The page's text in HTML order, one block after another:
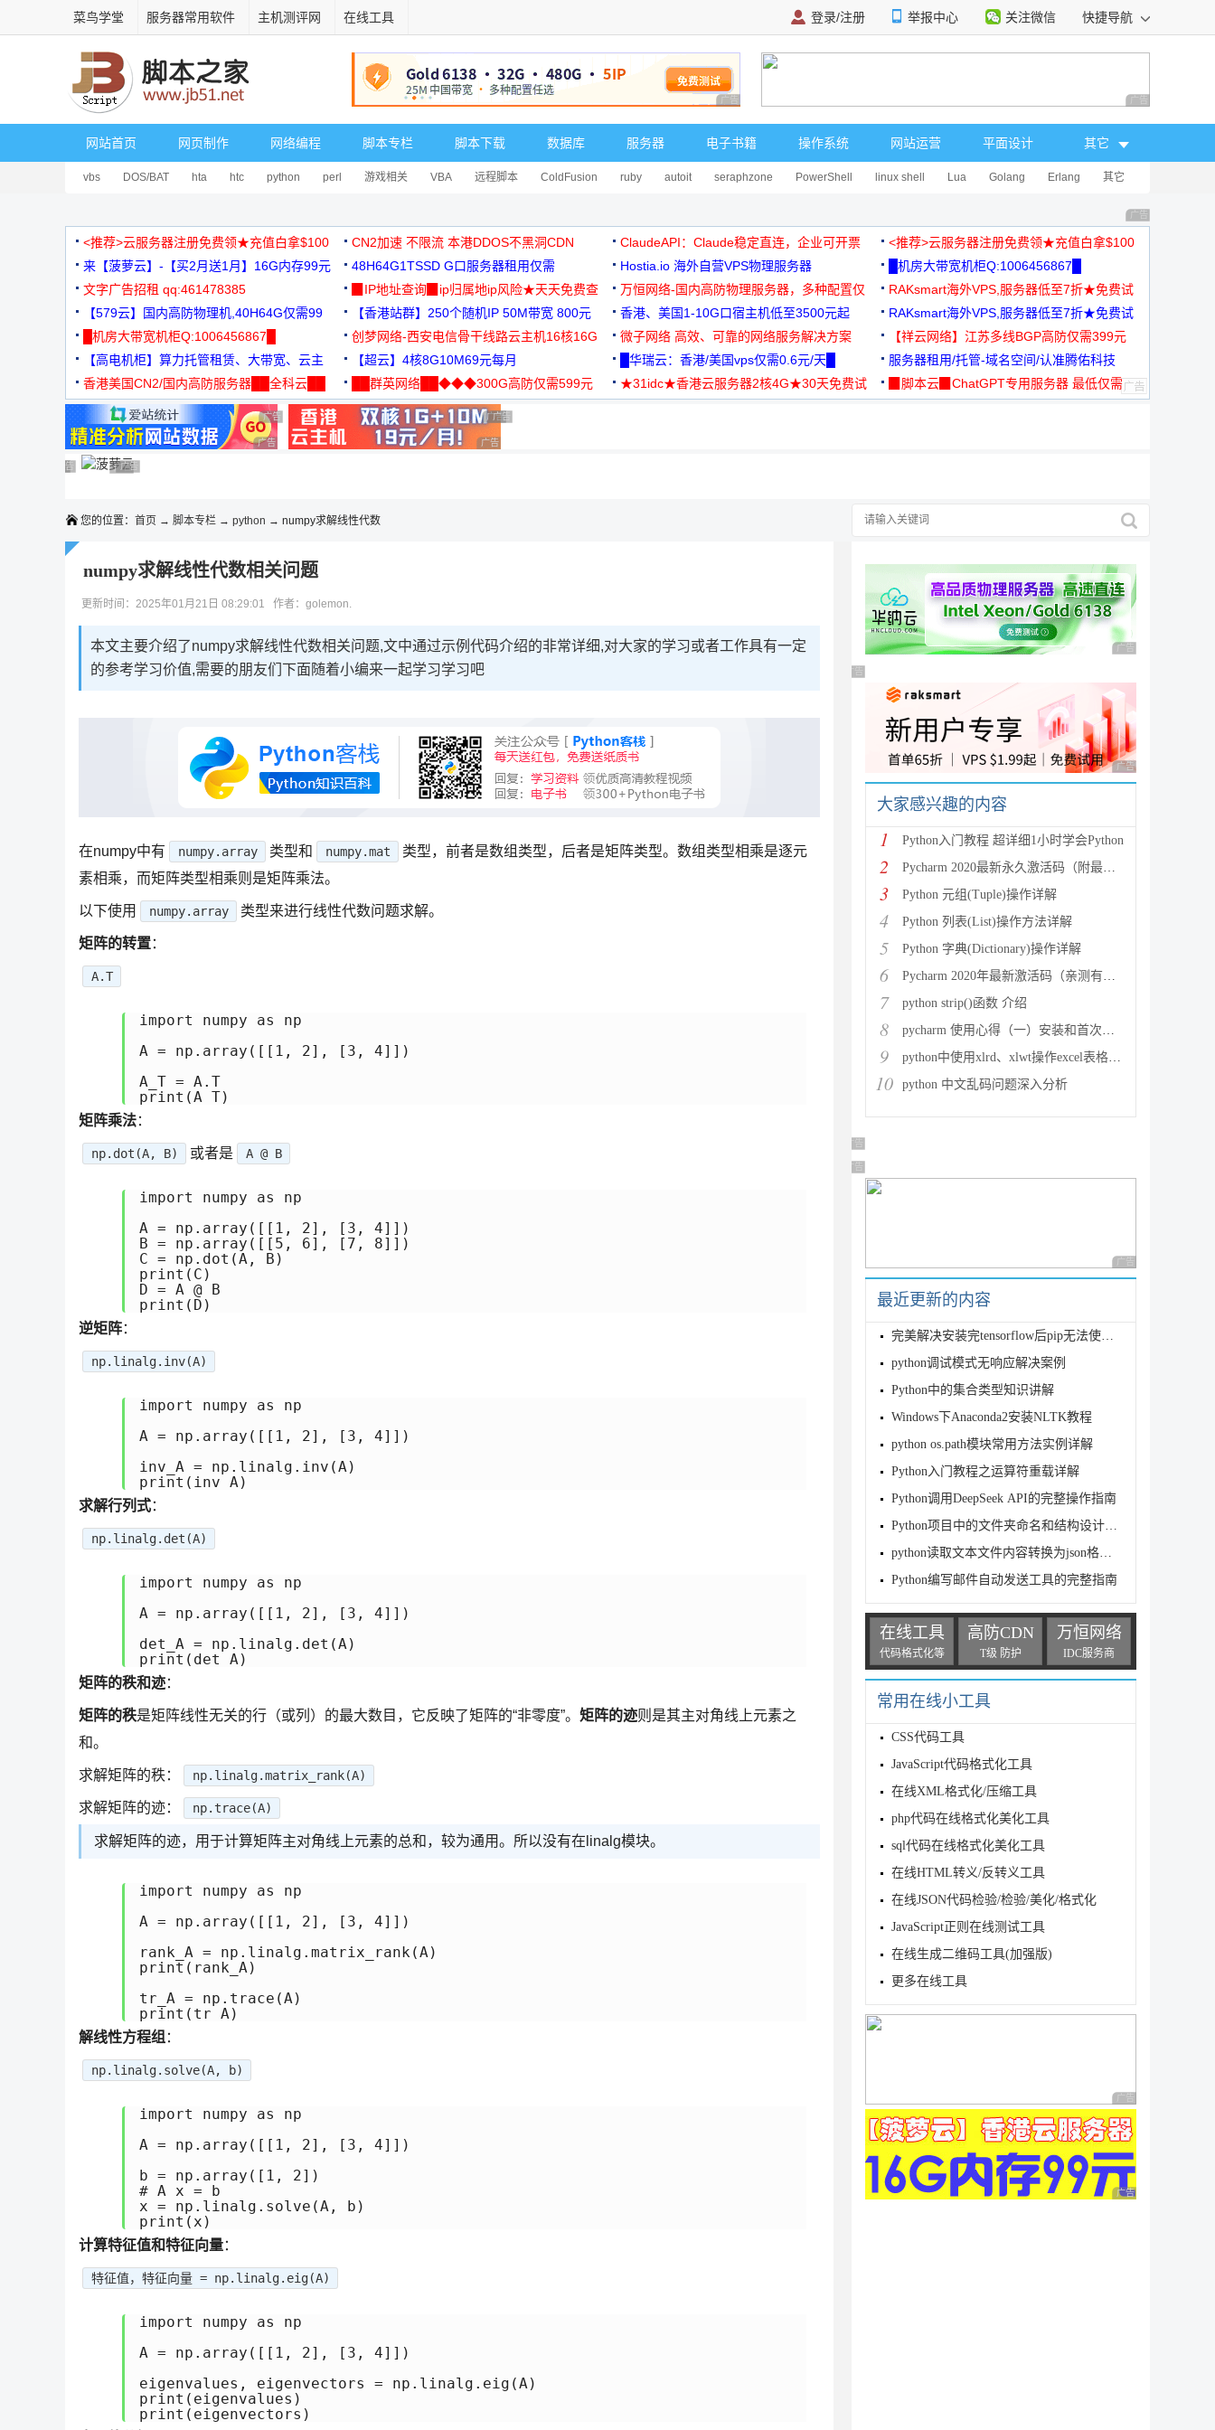
菜鸟学堂 服务器常用软件 主机测评网 在线工具 登录/注册 举报中心 关注微信 快捷导航
广告 商业广告，理性选择 广告 商业广告，理
网站首页 网页制作 网络编程 脚本专栏 脚本下载 数据库 服务器 电子书籍 操作系统 网站运营 平面设计 其它
vbs DOS/BAT hta htc python perl 游戏相关 VBA 远程脚本 ColdFusion ruby autoit seraphzone PowerShell linux shell Lua Golang Erlang 其它
广告 商业广告，理
<推荐>云服务器注册免费领★充值白拿$100 CN2加速 不限流 本港DDOS不黑洞CDN ClaudeAPI：Claude稳定直连，企业可开票
<推荐>云服务器注册免费领★充值白拿$100
来【菠萝云】-【买2月送1月】16G内存99元
48H64G1TSSD G口服务器租用仅需
3000+可免费测试
Hostia.io 海外自营VPS物理服务器
█机房大带宽机柜Q:1006456867█
文字广告招租 qq:461478385
▉IP地址查询▉ip归属地ip风险★天天免费查
万恒网络-国内高防物理服务器，多种配置仅
99元/月起
RAKsmart海外VPS,服务器低至7折★免费试
用★
【579云】国内高防物理机,40H64G仅需99
元
【香港站群】250个随机IP 50M带宽 800元 香港、美国1-10G口宿主机低至3500元起
RAKsmart海外VPS,服务器低至7折★免费试
用★
█机房大带宽机柜Q:1006456867█
创梦网络-西安电信骨干线路云主机16核16G
88元/月
微子网络 高效、可靠的网络服务解决方案
【祥云网络】江苏多线BGP高防仅需399元
【高电机柜】算力托管租赁、大带宽、云主
机
【超云】4核8G10M69元每月 █华瑞云：香港/美国vps仅需0.6元/天█
服务器租用/托管-域名空间/认准腾佑科技
香港美国CN2/国内高防服务器██全科云██
██群英网络██◆◆◆300G高防仅需599元
◆◆◆
★31idc★香港云服务器2核4G★30天免费试
▉脚本云▉ChatGPT专用服务器 最低仅需
广告 商业广告，理性选择
广告 商业广告，理性选择
广告 商业广告，理性选择
广告 商业广告，理性选择
广告 商业广告，理性选择
广告 商业广告，理性选择
广告 商业广告，理性选择
广告 商业广告，理性选择广告 商业广告，理性选择
广告 商业广告，理性选择
您的位置： 首页 → 脚本专栏 → python → numpy求解线性代数
numpy求解线性代数相关问题
更新时间：2025年01月21日 08:29:01 作者：golemon.
本文主要介绍了numpy求解线性代数相关问题,文中通过示例代码介绍的非常详细,对大家的学习或者工作具有一定
的参考学习价值,需要的朋友们下面随着小编来一起学习学习吧
在numpy中有 numpy.array 类型和 numpy.mat
类型，前者是数组类型，后者是矩阵类型。数组类型相乘是逐元
素相乘，而矩阵类型相乘则是矩阵乘法。
以下使用 numpy.array 类型来进行线性代数问题求解。
矩阵的转置：
A.T
import numpy as np
A = np.array([[1, 2], [3, 4]])
A_T = A.T
矩阵乘法：
np.dot(A, B) 或者是 A @ B
import numpy as np
A = np.array([[1, 2], [3, 4]])
B = np.array([[5, 6], [7, 8]])
C = np.dot(A, B)
print(C)
D = A @ B
逆矩阵：
np.linalg.inv(A)
import numpy as np
A = np.array([[1, 2], [3, 4]])
inv_A = np.linalg.inv(A)
求解行列式：
np.linalg.det(A)
import numpy as np
A = np.array([[1, 2], [3, 4]])
det_A = np.linalg.det(A)
矩阵的秩和迹：
矩阵的秩是矩阵线性无关的行（或列）的最大数目，它反映了矩阵的“非零度”。 矩阵的迹则是其主对角线上元素之
和。
求解矩阵的秩： np.linalg.matrix_rank(A)
求解矩阵的迹： np.trace(A)
求解矩阵的迹，用于计算矩阵主对角线上元素的总和，较为通用。所以没有在linalg模块。
import numpy as np
A = np.array([[1, 2], [3, 4]])
rank_A = np.linalg.matrix_rank(A)
print(rank_A)
tr_A = np.trace(A)
解线性方程组 ：
np.linalg.solve(A, b)
import numpy as np
A = np.array([[1, 2], [3, 4]])
b = np.array([1, 2])
# A x = b
x = np.linalg.solve(A, b)
计算特征值和特征向量：
特征值，特征向量 = np.linalg.eig(A)
import numpy as np
A = np.array([[1, 2], [3, 4]])
eigenvalues, eigenvectors = np.linalg.eig(A)
print(eigenvalues)
广告 商业广告，理性
广告 商业广告，理性选择
广告 商业广告，理性
大家感兴趣的内容
1 Python入门教程 超详细1小时学会Python
2 Pycharm 2020最新永久激活码（附最新激活码和插件
3 Python 元组(Tuple)操作详解
4 Python 列表(List)操作方法详解
5 Python 字典(Dictionary)操作详解
6 Pycharm 2020年最新激活码（亲测有效）
7 python strip()函数 介绍
8 pycharm 使用心得（一）安装和首次使用
9 python中使用xlrd、xlwt操作excel表格详解
10 python 中文乱码问题深入分析
广告 商业广告，理性选择
广告 商业广告，理性选择
广告 商业广告，理性
最近更新的内容
完美解决安装完tensorflow后pip无法使用的问题
python调试模式无响应解决案例
Python中的集合类型知识讲解
Windows下Anaconda2安装NLTK教程
python os.path模块常用方法实例详解
Python入门教程之运算符重载详解
Python调用DeepSeek API的完整操作指南
Python项目中的文件夹命名和结构设计建议最佳实践
python读取文本文件内容转换为json格式的方法示例
Python编写邮件自动发送工具的完整指南
在线工具
代码格式化等
高防CDN
T级 防护
万恒网络
IDC服务商
常用在线小工具
CSS代码工具
JavaScript代码格式化工具
在线XML格式化/压缩工具
php代码在线格式化美化工具
sql代码在线格式化美化工具
在线HTML转义/反转义工具
在线JSON代码检验/检验/美化/格式化
JavaScript正则在线测试工具
在线生成二维码工具(加强版)
更多在线工具
广告 商业广告，理性
广告 商业广告，理性